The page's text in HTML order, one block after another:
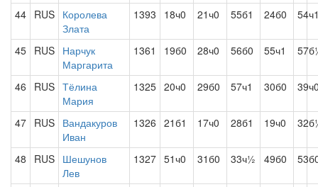
44 RUS Королева
Злата
1393 18ч0 21ч0 55б1 24б0
45 RUS Нарчук
Маргарита
1361 19б0 28ч0 56б0 55ч1
46 RUS Тёлина
Мария
1325 20ч0 29б0 57ч1 30б0
47 RUS Вандакуров
Иван
1326 21б1 17ч0 28б1 19ч0
48 RUS Шешунов
Лев
1327 51ч0 31б0 33ч½ 49б0